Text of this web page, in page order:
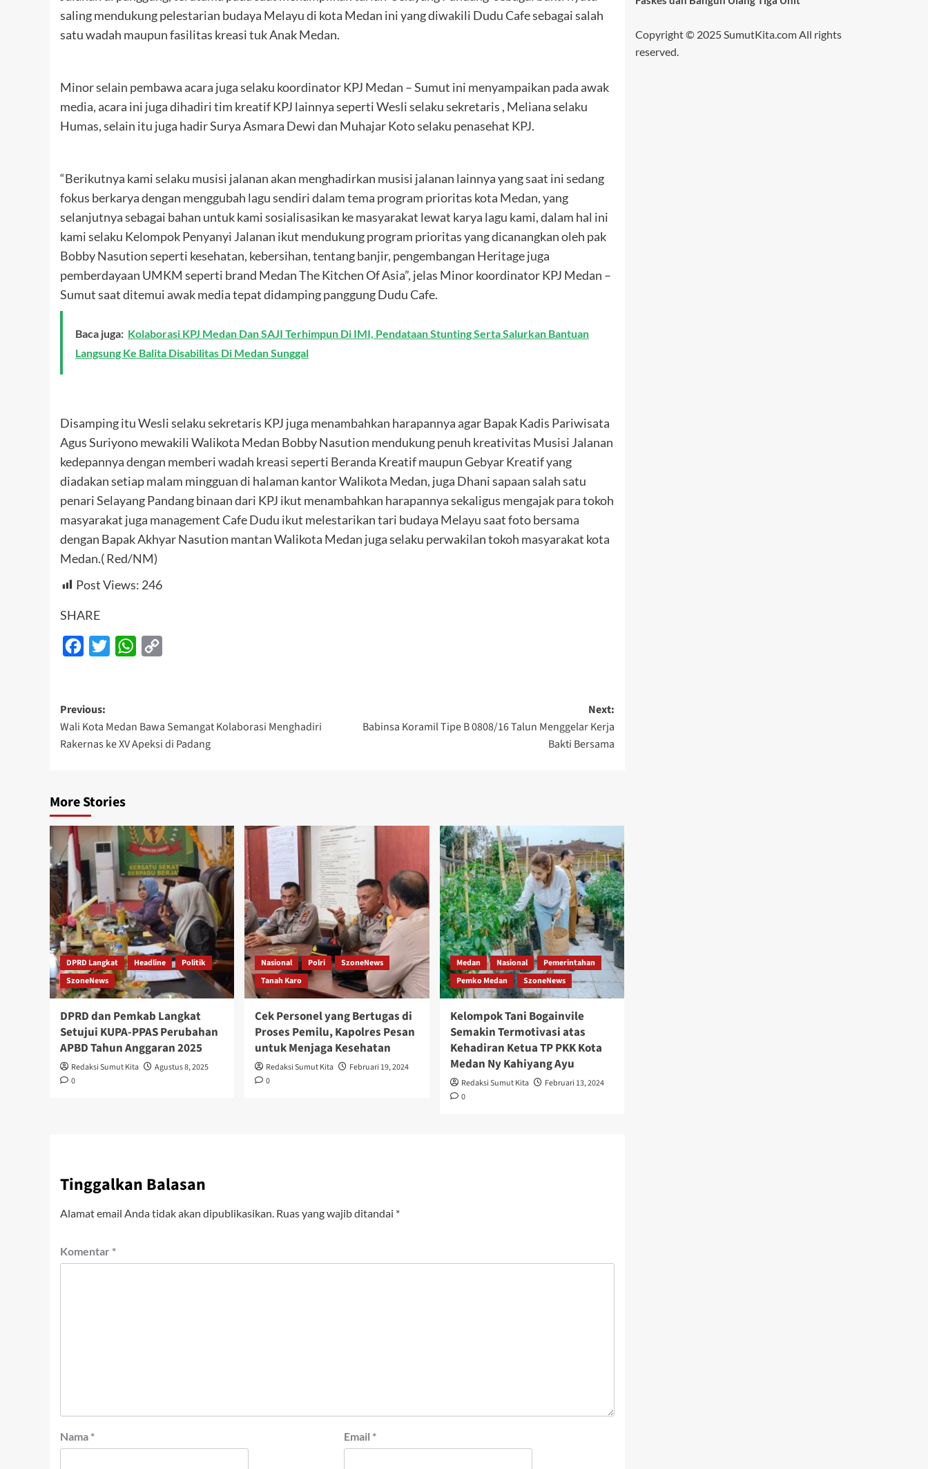
saling mendukung pelestarian budaya Melayu di kota Medan ini yang diwakili Dudu Cafe sebagai salah
satu wadah maupun fasilitas kreasi tuk Anak Medan.
Minor selain pembawa acara juga selaku koordinator KPJ Medan – Sumut ini menyampaikan pada awak
media, acara ini juga dihadiri tim kreatif KPJ lainnya seperti Wesli selaku sekretaris , Meliana selaku
Humas, selain itu juga hadir Surya Asmara Dewi dan Muhajar Koto selaku penasehat KPJ.
“Berikutnya kami selaku musisi jalanan akan menghadirkan musisi jalanan lainnya yang saat ini sedang
fokus berkarya dengan menggubah lagu sendiri dalam tema program prioritas kota Medan, yang
selanjutnya sebagai bahan untuk kami sosialisasikan ke masyarakat lewat karya lagu kami, dalam hal ini
kami selaku Kelompok Penyanyi Jalanan ikut mendukung program prioritas yang dicanangkan oleh pak
Bobby Nasution seperti kesehatan, kebersihan, tentang banjir, pengembangan Heritage juga
pemberdayaan UMKM seperti brand Medan The Kitchen Of Asia”, jelas Minor koordinator KPJ Medan –
Sumut saat ditemui awak media tepat didamping panggung Dudu Cafe.
Baca juga: Kolaborasi KPJ Medan Dan SAJI Terhimpun Di IMI, Pendataan Stunting Serta Salurkan Bantuan
Langsung Ke Balita Disabilitas Di Medan Sunggal
Disamping itu Wesli selaku sekretaris KPJ juga menambahkan harapannya agar Bapak Kadis Pariwisata
Agus Suriyono mewakili Walikota Medan Bobby Nasution mendukung penuh kreativitas Musisi Jalanan
kedepannya dengan memberi wadah kreasi seperti Beranda Kreatif maupun Gebyar Kreatif yang
diadakan setiap malam mingguan di halaman kantor Walikota Medan, juga Dhani sapaan salah satu
penari Selayang Pandang binaan dari KPJ ikut menambahkan harapannya sekaligus mengajak para tokoh
masyarakat juga management Cafe Dudu ikut melestarikan tari budaya Melayu saat foto bersama
dengan Bapak Akhyar Nasution mantan Walikota Medan juga selaku perwakilan tokoh masyarakat kota
Medan.( Red/NM)
Post Views: 246
SHARE
Facebook
Twitter WhatsApp
Post
navigation
Previous:
Wali Kota Medan Bawa Semangat Kolaborasi Menghadiri
Rakernas ke XV Apeksi di Padang
Next:
Babinsa Koramil Tipe B 0808/16 Talun Menggelar Kerja
Bakti Bersama
More Stories
DPRD Langkat Headline
Politik
SzoneNews
DPRD dan Pemkab Langkat
Setujui KUPA-PPAS Perubahan
APBD Tahun Anggaran 2025
Redaksi Sumut Kita
Agustus 8, 2025
0
Nasional Polri
SzoneNews
Tanah Karo
Cek Personel yang Bertugas di
Proses Pemilu, Kapolres Pesan
untuk Menjaga Kesehatan
Redaksi Sumut Kita
Februari 19, 2024
0
Medan Nasional
Pemerintahan
Pemko Medan
SzoneNews
Kelompok Tani Bogainvile
Semakin Termotivasi atas
Kehadiran Ketua TP PKK Kota
Medan Ny Kahiyang Ayu
Redaksi Sumut Kita
Februari 13, 2024
0
Tinggalkan Balasan
Alamat email Anda tidak akan dipublikasikan. Ruas yang wajib ditandai *
Komentar *
Nama * Email *
Copyright © 2025 SumutKita.com All rights
reserved.